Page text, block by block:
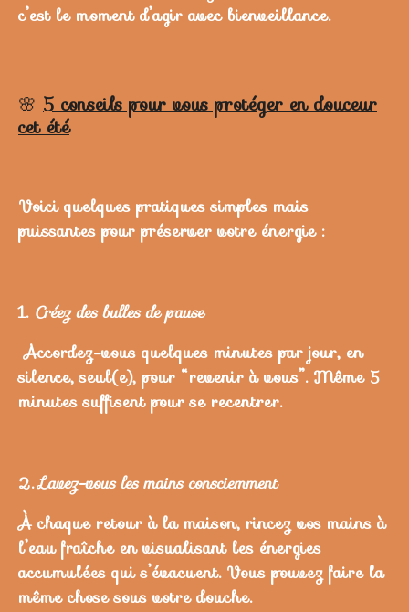
c’est le moment d’agir avec bienveillance.
🌸 5 conseils pour vous protéger en douceur
cet été
Voici quelques pratiques simples mais
puissantes pour préserver votre énergie :
1. Créez des bulles de pause
Accordez-vous quelques minutes par jour, en
silence, seul(e), pour “revenir à vous”. Même 5
minutes suffisent pour se recentrer.
2.Lavez-vous les mains consciemment
À chaque retour à la maison, rincez vos mains à
l’eau fraîche en visualisant les énergies
accumulées qui s’évacuent. Vous pouvez faire la
même chose sous votre douche.